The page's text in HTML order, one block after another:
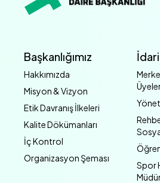
Başkanlığımız
Hakkımızda
Misyon & Vizyon
Etik Davranış İlkeleri
Kalite Dökümanları
İç Kontrol
Organizasyon Şeması
İdari
Spor